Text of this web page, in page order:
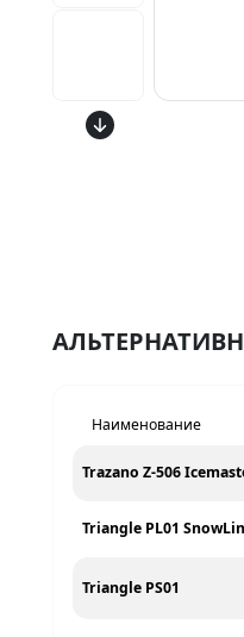
Наименование
Trazano Z-506
Triangle PL01
Triangle PS01